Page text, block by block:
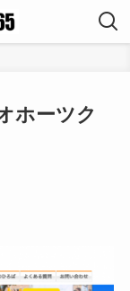
ホーツク